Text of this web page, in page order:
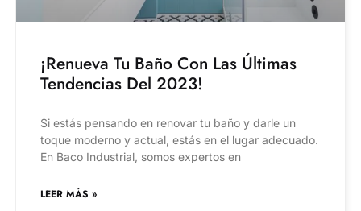
¡Renueva Tu Baño Con Las Últimas
Tendencias Del 2023!
Si estás pensando en renovar tu baño y darle un
toque moderno y actual, estás en el lugar adecuado.
En Baco Industrial, somos expertos en
LEER MÁS »